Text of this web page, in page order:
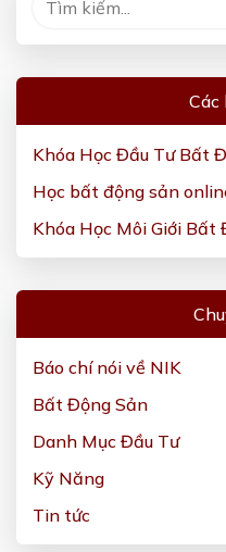
Các
Khóa Học Đầu Tư Bất
Học bất động sản
Khóa Học Môi Giới Bất
Báo chí nói về NIK
Bất Động Sản
Danh Mục Đầu Tư
Kỹ Năng
Tin tức